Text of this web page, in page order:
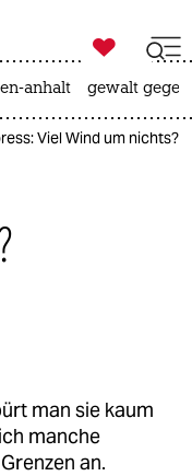

taz zahl ich
anhalt gewalt
Viel Wind um nichts?
man sie kaum
manche
an.